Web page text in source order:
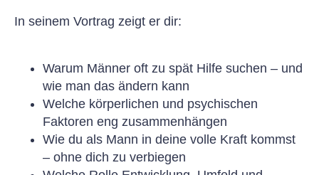
In seinem Vortrag zeigt er dir:
Warum Männer oft zu spät Hilfe suchen – und
wie man das ändern kann
Welche körperlichen und psychischen
Faktoren eng zusammenhängen
Wie du als Mann in deine volle Kraft kommst
– ohne dich zu verbiegen